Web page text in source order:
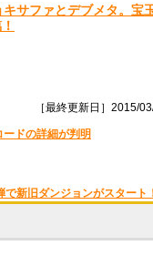
サファとデブメタ。宝
［最終更新日］2015/
ドの詳細が判明
で新旧ダンジョンがスタート